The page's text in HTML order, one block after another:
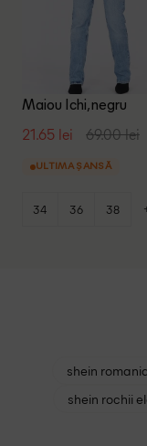
Maiou Ichi, negru
21.65 lei 69.00 lei
ULTIMA ȘANSĂ
34 36 38
shein
shein rochii